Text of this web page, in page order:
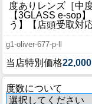
お問い合わ
度ありレンズ［中
【3GLASS e-sop
う】【店頭受取対
g1-oliver-677-p-ll
当店特別価格22,000
度数について